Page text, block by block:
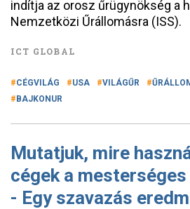
indítja az orosz űrügynökség a
Nemzetközi Űrállomásra (ISS).
ICT GLOBAL
CÉGVILÁG USA VILÁGŰR
BAJKONUR
Mutatjuk, mire
cégek a
- Egy szavazás